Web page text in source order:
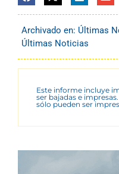
Archivado en: Últimas
Últimas Noticias
Este informe incluye
ser bajadas e
sólo pueden ser